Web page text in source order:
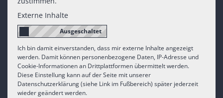
Externe Inhalte
Ich bin damit einverstanden, dass mir externe Inhalte angezeigt
werden. Damit können personenbezogene Daten, IP-Adresse und
Cookie-Informationen an Drittplattformen übermittelt werden.
Diese Einstellung kann auf der Seite mit unserer
Datenschutzerklärung (siehe Link im Fußbereich) später jederzeit
wieder geändert werden.